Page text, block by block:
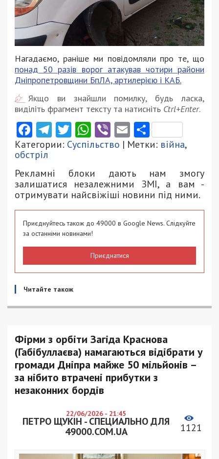
Нагадаємо, раніше ми повідомляли про те, що
понад 50 разів ворог атакував чотири райони
Дніпропетровщини БпЛА, артилерією і КАБ.
Якщо ви знайшли помилку, будь ласка,
виділіть фрагмент тексту та натисніть Ctrl+Enter.
Facebook
Telegram
Twitter
WhatsApp
ViberEmail
Категории: Суспільство | Метки: війна,
обстріл
Рекламні блоки дають нам змогу
залишатися незалежними ЗМІ, а вам -
отримувати найсвіжіші новини під ними.
Приєднуйтесь також до 49000 в Google News. Слідкуйте
за останніми новинами!
Приєднатися
Читайте також
Фірми з орбіти Загіда Краснова
(Габібуллаєва) намагаються відібрати у
громади Дніпра майже 50 мільйонів –
за нібито втрачені прибутки з
незаконних бордів
22/06/2026 - 21:45
ПЕТРО ЩУКІН - СПЕЦИАЛЬНО ДЛЯ
49000.COM.UA
1121